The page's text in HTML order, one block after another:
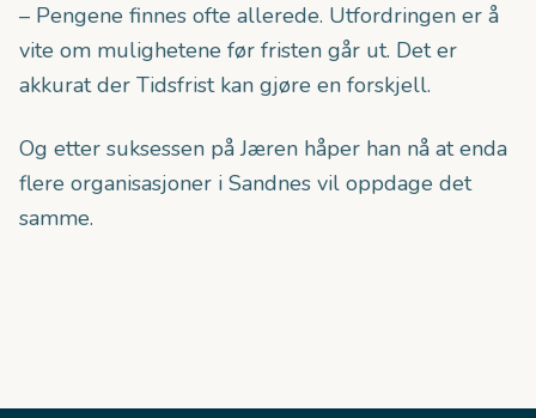
– Pengene finnes ofte allerede. Utfordringen er å
vite om mulighetene før fristen går ut. Det er
akkurat der Tidsfrist kan gjøre en forskjell.
Og etter suksessen på Jæren håper han nå at enda
flere organisasjoner i Sandnes vil oppdage det
samme.